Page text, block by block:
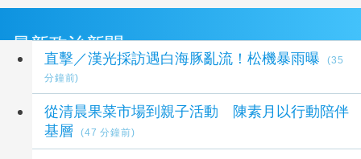
最新政治新聞
直擊／漢光採訪遇白海豚亂流！松機暴雨曝
(35
分鐘前)
從清晨果菜市場到親子活動 陳素月以行動陪伴
基層
(47 分鐘前)